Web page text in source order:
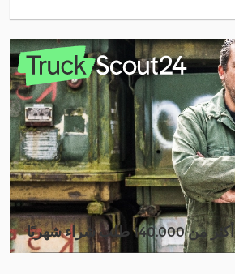
Mercedes-Benz Atego 1200
Mercedes-Benz Sprinter
Mercedes-Benz Sprinter 316
Mercedes-Benz Sprinter 500
Mercedes-Benz Vario
Scania P 400
Volvo Fh 16
Volvo Fh 400
أكثر من 140.000 طلب شراء شهريًا